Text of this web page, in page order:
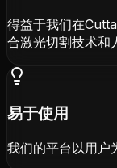
得益于我们在
合激光切割技术和
易于使用
我们的平台以用户